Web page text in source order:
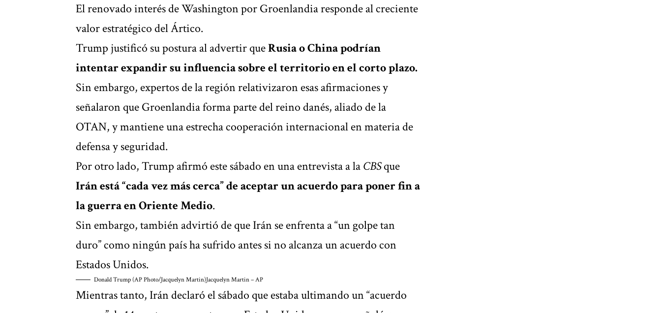
El renovado interés de Washington por Groenlandia responde al creciente
valor estratégico del Ártico.
Trump justificó su postura al advertir queRusia o China podrían
intentar expandir su influencia sobre el territorio en el corto plazo.
Sin embargo, expertos de la región relativizaron esas afirmaciones y
señalaron que Groenlandia forma parte del reino danés, aliado de la
OTAN, y mantiene una estrecha cooperación internacional en materia de
defensa y seguridad.
Por otro lado, Trump afirmó este sábado en una entrevista a laCBSque
Irán está “cada vez más cerca” de aceptar un acuerdo para poner fin a
la guerra en Oriente Medio.
Sin embargo, también advirtió de que Irán se enfrenta a “un golpe tan
duro” como ningún país ha sufrido antes si no alcanza un acuerdo con
Estados Unidos.
Donald Trump (AP Photo/Jacquelyn Martin)Jacquelyn Martin – AP
Mientras tanto, Irán declaró el sábado que estaba ultimando un “acuerdo